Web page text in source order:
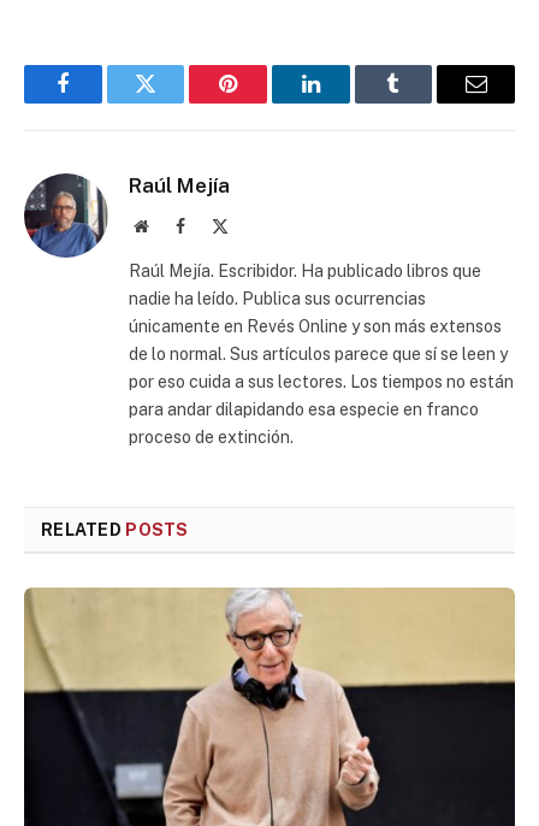
FacebookTwitter Pinterest LinkedInTumblr Email
Raúl Mejía
WebsiteFacebook
Raúl Mejía. Escribidor. Ha publicado libros que
nadie ha leído. Publica sus ocurrencias
únicamente en Revés Online y son más extensos
de lo normal. Sus artículos parece que sí se leen y
por eso cuida a sus lectores. Los tiempos no están
para andar dilapidando esa especie en franco
proceso de extinción.
RELATED POSTS